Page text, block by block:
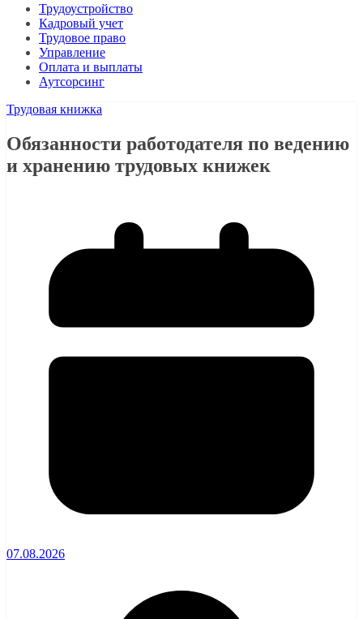
Трудоустройство
Кадровый учет
Трудовое право
Управление
Оплата и выплаты
Аутсорсинг
Трудовая книжка
Обязанности работодателя по ведению
и хранению трудовых книжек
07.08.2026